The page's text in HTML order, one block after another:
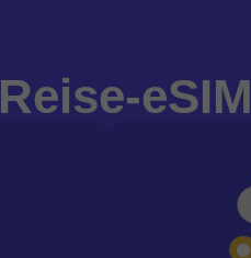
eSIM